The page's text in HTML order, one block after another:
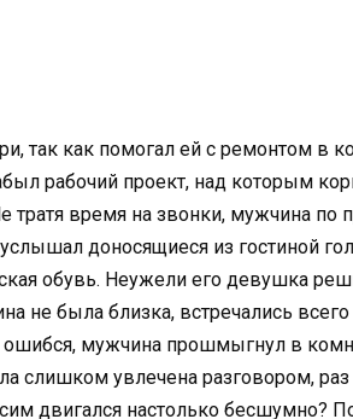
так как помогал ей с ремонтом в
рабочий проект, над которым
тратя время на звонки, мужчина по
доносящиеся из гостиной
обувь. Неужели его девушка
не была близка, встречались всего
ошибся, мужчина прошмыгнул в
слишком увлечена разговором,
двигался настолько бесшумно?